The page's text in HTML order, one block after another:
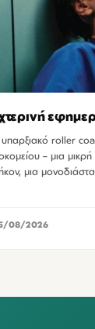
roller
– μια
μια
08/2026